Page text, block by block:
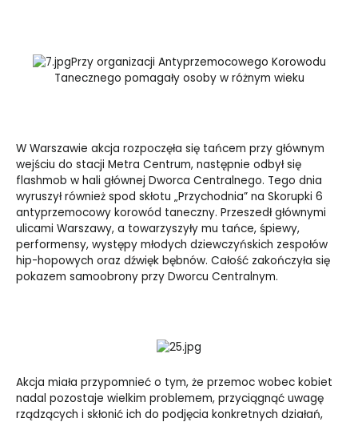
Przy organizacji Antyprzemocowego Korowodu
Tanecznego pomagały osoby w różnym wieku
W Warszawie akcja rozpoczęła się tańcem przy głównym
wejściu do stacji Metra Centrum, następnie odbył się
flashmob w hali głównej Dworca Centralnego. Tego dnia
wyruszył również spod skłotu „Przychodnia” na Skorupki 6
antyprzemocowy korowód taneczny. Przeszedł głównymi
ulicami Warszawy, a towarzyszyły mu tańce, śpiewy,
performensy, występy młodych dziewczyńskich zespołów
hip-hopowych oraz dźwięk bębnów. Całość zakończyła się
pokazem samoobrony przy Dworcu Centralnym.
Akcja miała przypomnieć o tym, że przemoc wobec kobiet
nadal pozostaje wielkim problemem, przyciągnąć uwagę
rządzących i skłonić ich do podjęcia konkretnych działań,